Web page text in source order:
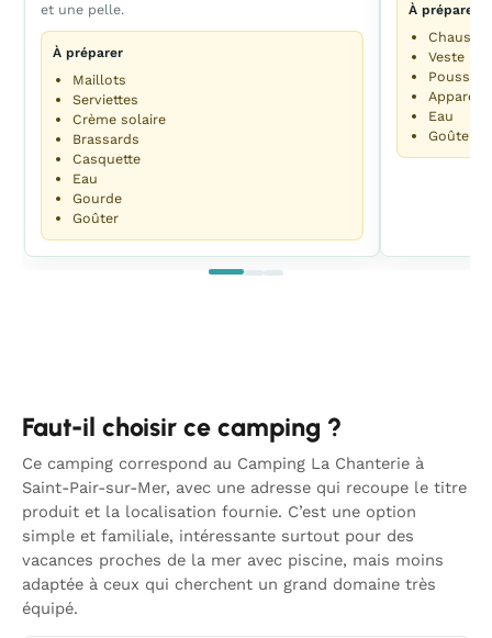
et une pelle.
À préparer
Maillots
Serviettes
Crème solaire
Brassards
Casquette
Eau
Gourde
Goûter
À préparer
Veste
Appareil
Eau
Goûter
Faut-il choisir ce camping ?
Ce camping correspond au Camping La Chanterie à
Saint-Pair-sur-Mer, avec une adresse qui recoupe le titre
produit et la localisation fournie. C’est une option
simple et familiale, intéressante surtout pour des
vacances proches de la mer avec piscine, mais moins
adaptée à ceux qui cherchent un grand domaine très
équipé.